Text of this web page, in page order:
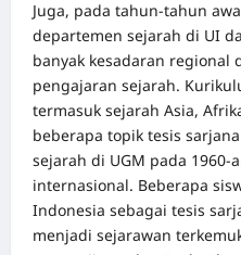
Juga, pada tahun-tahun
departemen sejarah di UI
banyak kesadaran regional
pengajaran sejarah.
termasuk sejarah Asia,
beberapa topik tesis
sejarah di UGM pada
internasional. Beberapa
Indonesia sebagai tesis
menjadi sejarawan